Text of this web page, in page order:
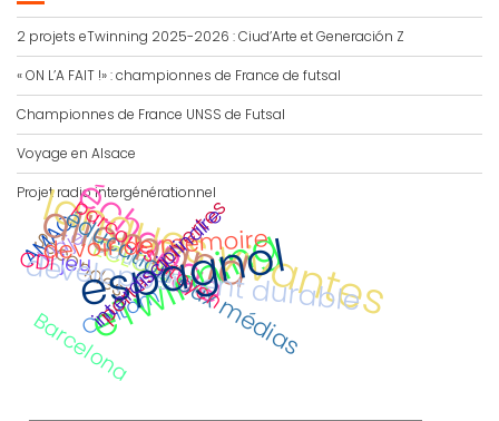
2 projets eTwinning 2025-2026 : Ciud’Arte et Generación Z
« ON L’A FAIT !» : championnes de France de futsal
Championnes de France UNSS de Futsal
Voyage en Alsace
Projet radio intergénérationnel
Barcelona
Calitom
Secondes
traduction
AMAC
jeu
échange
ECLORE
eTwinning
langues vivantes
Viaje
allemand
portes ouvertes
développement durable
CDIéducation aux médias
parcours citoyen
devoir de mémoire
espagnol
interdisciplinaire